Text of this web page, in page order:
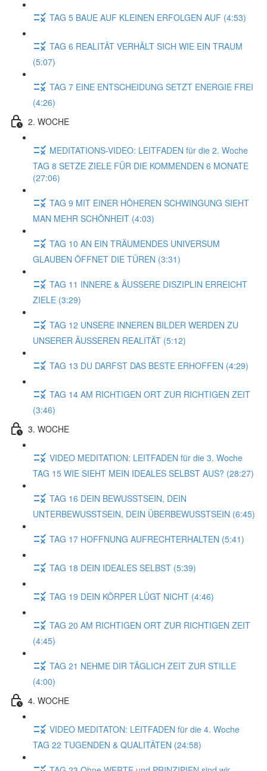
TAG 5 BAUE AUF KLEINEN ERFOLGEN AUF (4:53)
TAG 6 REALITÄT VERHÄLT SICH WIE EIN TRAUM
(5:07)
TAG 7 EINE ENTSCHEIDUNG SETZT ENERGIE FREI
(4:26)
2. WOCHE
MEDITATIONS-VIDEO: LEITFADEN für die 2. Woche
TAG 8 SETZE ZIELE FÜR DIE KOMMENDEN 6 MONATE
(27:06)
TAG 9 MIT EINER HÖHEREN SCHWINGUNG SIEHT
MAN MEHR SCHÖNHEIT (4:03)
TAG 10 AN EIN TRÄUMENDES UNIVERSUM
GLAUBEN ÖFFNET DIE TÜREN (3:31)
TAG 11 INNERE & ÄUSSERE DISZIPLIN ERREICHT
ZIELE (3:29)
TAG 12 UNSERE INNEREN BILDER WERDEN ZU
UNSERER ÄUSSEREN REALITÄT (5:12)
TAG 13 DU DARFST DAS BESTE ERHOFFEN (4:29)
TAG 14 AM RICHTIGEN ORT ZUR RICHTIGEN ZEIT
(3:46)
3. WOCHE
VIDEO MEDITATION: LEITFADEN für die 3. Woche
TAG 15 WIE SIEHT MEIN IDEALES SELBST AUS? (28:27)
TAG 16 DEIN BEWUSSTSEIN, DEIN
UNTERBEWUSSTSEIN, DEIN ÜBERBEWUSSTSEIN (6:45)
TAG 17 HOFFNUNG AUFRECHTERHALTEN (5:41)
TAG 18 DEIN IDEALES SELBST (5:39)
TAG 19 DEIN KÖRPER LÜGT NICHT (4:46)
TAG 20 AM RICHTIGEN ORT ZUR RICHTIGEN ZEIT
(4:45)
TAG 21 NEHME DIR TÄGLICH ZEIT ZUR STILLE
(4:00)
4. WOCHE
VIDEO MEDITATON: LEITFADEN für die 4. Woche
TAG 22 TUGENDEN & QUALITÄTEN (24:58)